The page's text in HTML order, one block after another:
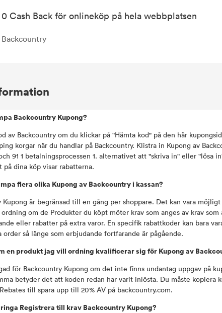
0 Cash Back för onlineköp på hela webbplatsen
Backcountry
Backcountry Kupong?
av Backcountry om du klickar på "Hämta kod" på den här
korgar när du handlar på Backcountry. Klistra in Kupong av
91 1 betalningsprocessen 1. alternativet att "skriva in" eller "lösa
dina köp visar rabatterna.
flera olika Kupong av Backcountry i kassan?
Kupong är begränsad till en gång per shoppare. Det kan vara
om de Produkter du köpt möter krav som anges av krav som
eller rabatter på extra varor. En specifik rabattkoder kan bara
order så länge som erbjudande fortfarande är pågående.
en produkt jag vill ordning kvalificerar sig för Kupong av
för Backcountry Kupong om det inte finns undantag uppgav på
betyder det att koden redan har varit inlösta. Du måste kopiera
till spara upp till 20% AV på backcountry.com.
Registrera till krav Backcountry Kupong?